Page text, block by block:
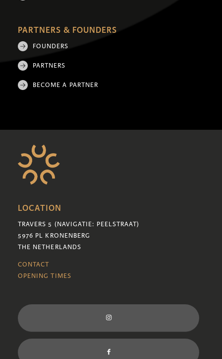
PARTNERS & FOUNDERS
FOUNDERS
PARTNERS
BECOME A PARTNER
LOCATION
TRAVERS 5 (NAVIGATIE: PEELSTRAAT)
5976 PL KRONENBERG
THE NETHERLANDS
CONTACT
OPENING TIMES